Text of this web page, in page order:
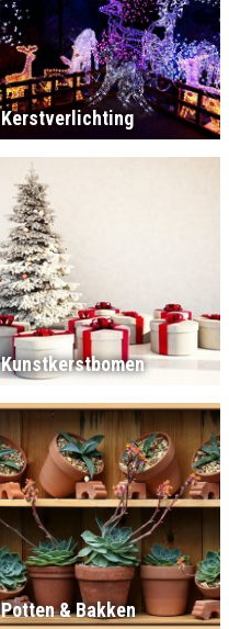
Kerstverlichting
Kunstkerstbomen
Potten & Bakken